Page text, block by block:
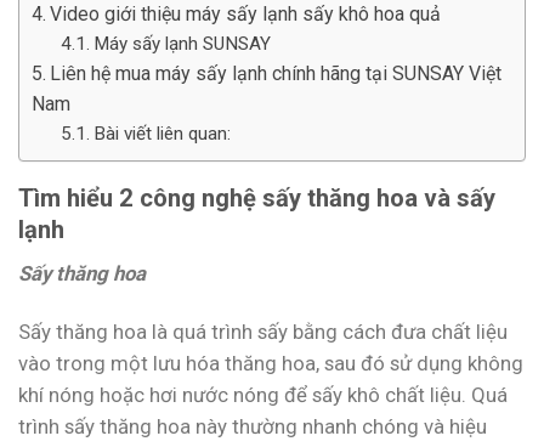
Video giới thiệu máy sấy lạnh sấy khô hoa quả
Máy sấy lạnh SUNSAY
Liên hệ mua máy sấy lạnh chính hãng tại SUNSAY Việt
Nam
Bài viết liên quan:
Tìm hiểu 2 công nghệ sấy thăng hoa và sấy
lạnh
Sấy thăng hoa
Sấy thăng hoa là quá trình sấy bằng cách đưa chất liệu
vào trong một lưu hóa thăng hoa, sau đó sử dụng không
khí nóng hoặc hơi nước nóng để sấy khô chất liệu. Quá
trình sấy thăng hoa này thường nhanh chóng và hiệu